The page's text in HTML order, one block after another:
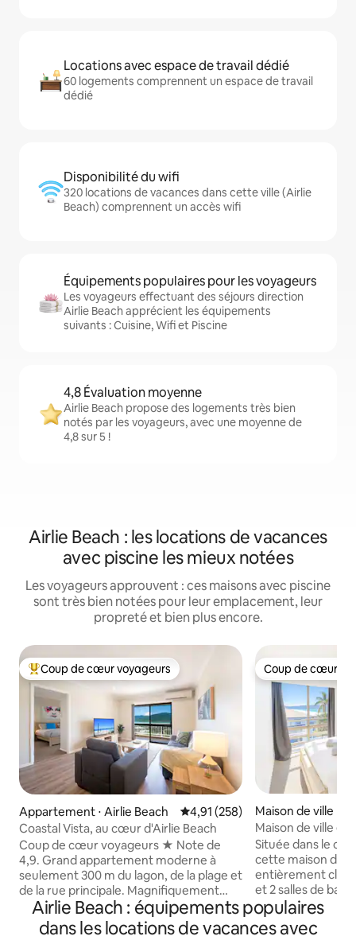
Locations avec espace de travail dédié
60 logements comprennent un espace de travail
dédié
Disponibilité du wifi
320 locations de vacances dans cette ville (Airlie
Beach) comprennent un accès wifi
Équipements populaires pour les voyageurs
Les voyageurs effectuant des séjours direction
Airlie Beach apprécient les équipements
suivants : Cuisine, Wifi et Piscine
4,8 Évaluation moyenne
Airlie Beach propose des logements très bien
notés par les voyageurs, avec une moyenne de
4,8 sur 5 !
Airlie Beach : les locations de vacances
avec piscine les mieux notées
Les voyageurs approuvent : ces maisons avec piscine
sont très bien notées pour leur emplacement, leur
propreté et bien plus encore.
Coups de cœur voyageurs les plus appréciés
Coup de cœur voyageurs
Appartement ⋅ Airlie Beach Évaluation moyenne sur la
4,91 (258)
Coastal Vista, au cœur d'Airlie Beach
Coup de cœur voyageurs ★ Note de
4,9. Grand appartement moderne à
seulement 300 m du lagon, de la plage et
de la rue principale. Magnifiquement
rénové dans un petit complexe de
seulement trois appartements. Pas
Coup de cœur
Coup de cœur
Maison de ville ⋅
Maison de ville
Airlie – Vue sur la
Située dans le
cette maison de
entièrement
et 2 salles de
vues sur la mer,
qu'un accès Wi-Fi
Airlie Beach : équipements populaires
dans les locations de vacances avec